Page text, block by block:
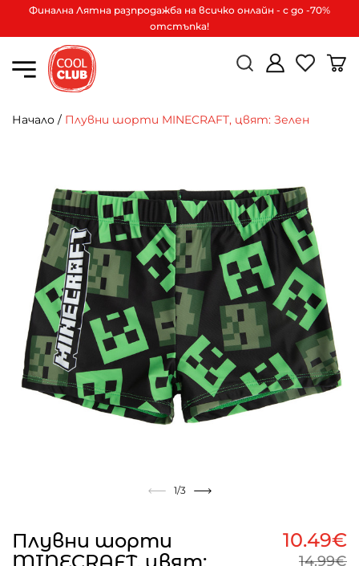
Финална Лятна разпродажба на всичко онлайн - с до -70%
отстъпка!
Начало / Плувни шорти MINECRAFT, цвят: Зелен
1/3
Плувни шорти
10.49€
14.99€